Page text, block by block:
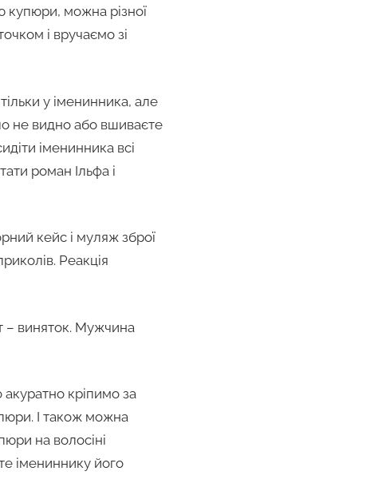
купюри, можна різної
і вручаємо зі
у іменинника, але
не видно або вшиваєте
іменинника всі
роман Ільфа і
кейс і муляж зброї
Реакція
– виняток. Мужчина
кріпимо за
І також можна
на волосіні
імениннику його